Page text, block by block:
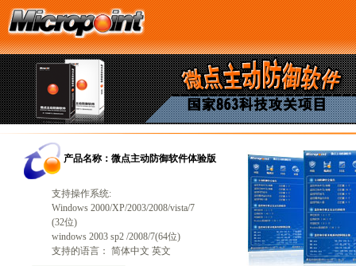
产品名称：微点主动防御软件体验版
支持操作系统:
Windows 2000/XP/2003/2008/vista/7
(32位)
windows 2003 sp2 /2008/7(64位)
支持的语言： 简体中文 英文